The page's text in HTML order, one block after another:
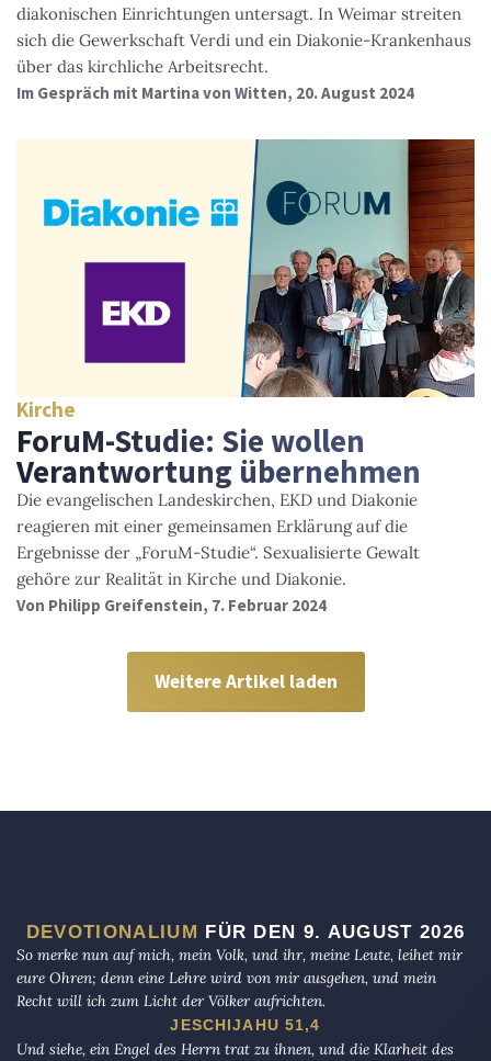
diakonischen Einrichtungen untersagt. In Weimar streiten
sich die Gewerkschaft Verdi und ein Diakonie-Krankenhaus
über das kirchliche Arbeitsrecht.
Im Gespräch mit Martina von Witten, 20. August 2024
Kirche
ForuM-Studie: Sie wollen
Verantwortung übernehmen
Die evangelischen Landeskirchen, EKD und Diakonie
reagieren mit einer gemeinsamen Erklärung auf die
Ergebnisse der „ForuM-Studie“. Sexualisierte Gewalt
gehöre zur Realität in Kirche und Diakonie.
Von Philipp Greifenstein, 7. Februar 2024
Weitere Artikel laden
DEVOTIONALIUM FÜR DEN 9. AUGUST 2026
So merke nun auf mich, mein Volk, und ihr, meine Leute, leihet mir
eure Ohren; denn eine Lehre wird von mir ausgehen, und mein
Recht will ich zum Licht der Völker aufrichten.
JESCHIJAHU 51,4
Und siehe, ein Engel des Herrn trat zu ihnen, und die Klarheit des